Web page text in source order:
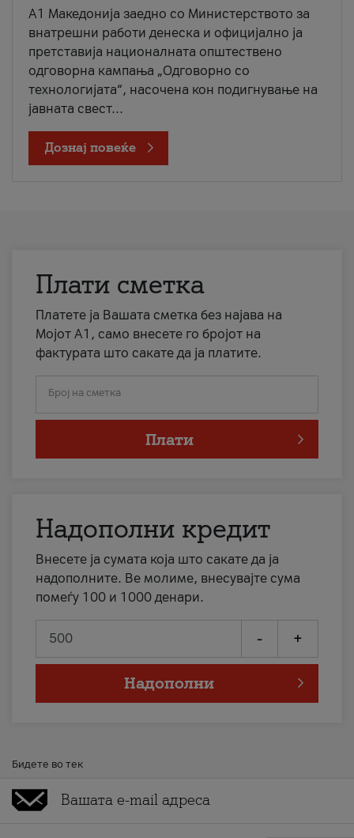
A1 Македонија заедно со Министерството за
внатрешни работи денеска и официјално ја
претставија националната општествено
одговорна кампања „Одговорно со
технологијата“, насочена кон подигнување на
јавната свест...
Дознај повеќе
Плати сметка
Платете ја Вашата сметка без најава на
Мојот А1, само внесете го бројот на
фактурата што сакате да ја платите.
Број на сметка
Плати
Надополни кредит
Внесете ја сумата која што сакате да ја
надополните. Ве молиме, внесувајте сума
помеѓу 100 и 1000 денари.
- +
Надополни
Бидете во тек